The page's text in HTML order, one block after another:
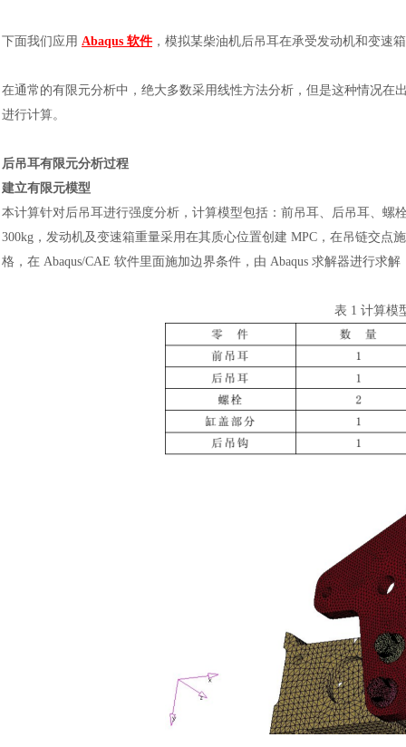
下面我们应用 Abaqus 软件，模拟某柴油机后吊耳在承受发动机和变速
在通常的有限元分析中，绝大多数采用线性方法分析，但是这种情况
进行计算。
后吊耳有限元分析过程
建立有限元模型
本计算针对后吊耳进行强度分析，计算模型包括：前吊耳、后吊耳、螺
300kg，发动机及变速箱重量采用在其质心位置创建 MPC，在吊链交点
格，在 Abaqus/CAE 软件里面施加边界条件，由 Abaqus 求解器进行求
表 1 计算模